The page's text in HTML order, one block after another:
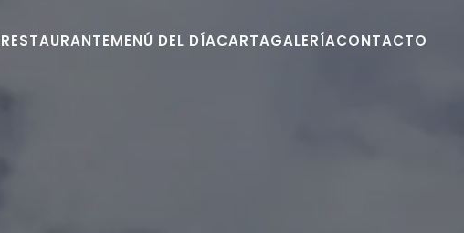
RESTAURANTEMENÚ DEL DÍACARTAGALERÍACONTACTO